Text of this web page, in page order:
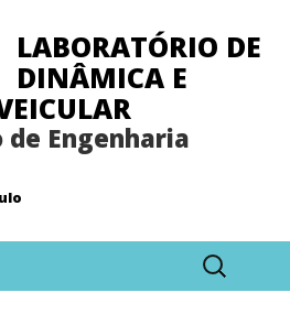
LABORATÓRIO DE
DINÂMICA E
Engenharia
Pesquisar
por: